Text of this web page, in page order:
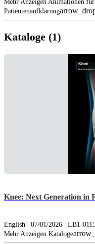
Mehr Anzeigen Animationen
Patientenaufklärung
Kataloge (1)
Knee: Next Generation in
English | 07/01/2026 | LB1-
Mehr Anzeigen Kataloge